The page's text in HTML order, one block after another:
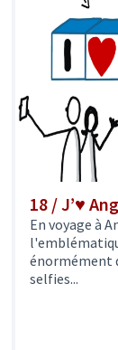
18 / J’♥
En voyage à
énormément
selfies...